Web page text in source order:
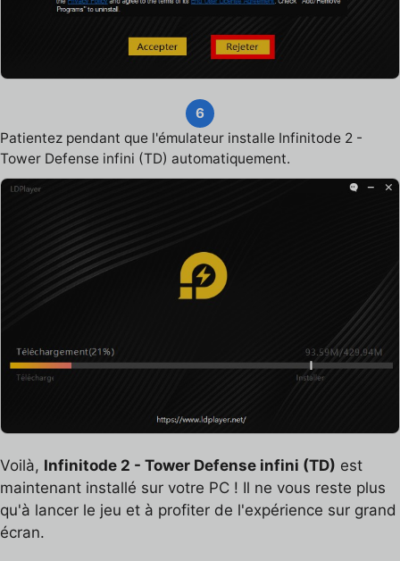
6
Patientez pendant que l'émulateur installe Infinitode 2 -
Tower Defense infini (TD) automatiquement.
Voilà, Infinitode 2 - Tower Defense infini (TD) est
maintenant installé sur votre PC ! Il ne vous reste plus
qu'à lancer le jeu et à profiter de l'expérience sur grand
écran.